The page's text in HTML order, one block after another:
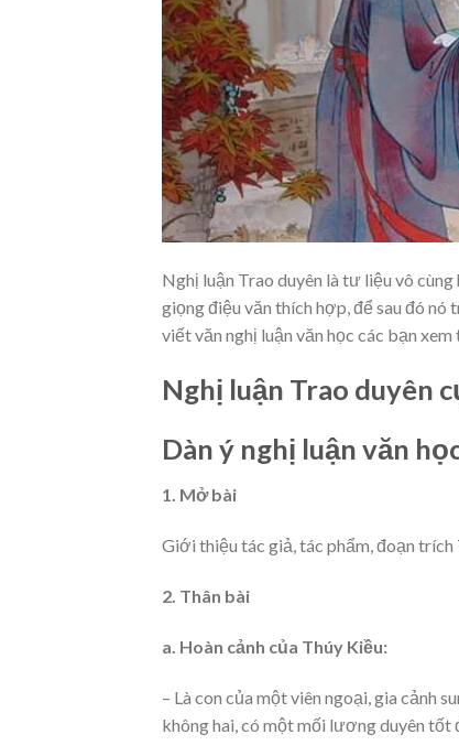
Nghị luận Trao duyên là tư liệu vô
giọng điệu văn thích hợp, để sau đó nó
viết văn nghị luận văn học các bạn
Nghị luận Trao duyên
Dàn ý nghị luận văn
1. Mở bài
Giới thiệu tác giả, tác phẩm, đoạn trích
2. Thân bài
a. Hoàn cảnh của Thúy Kiều:
– Là con của một viên ngoại, gia cảnh
không hai, có một mối lương duyên tốt